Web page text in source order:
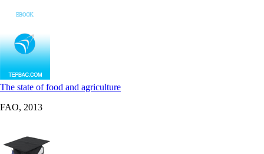
The state of food and agriculture
FAO, 2013